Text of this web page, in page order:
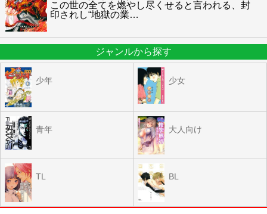
この世の全てを燃やし尽くせると言われる、封
印されし“地獄の業…
ジャンルから探す
少年 少女
青年 大人向け
TL BL